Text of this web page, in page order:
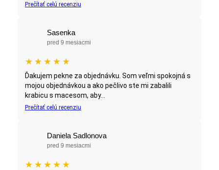
Prečítať celú recenziu
Sasenka
pred 9 mesiacmi
★ ★ ★ ★ ★
Ďakujem pekne za objednávku. Som veľmi spokojná s
mojou objednávkou a ako pečlivo ste mi zabalili
krabicu s macesom, aby...
Prečítať celú recenziu
Daniela Sadlonova
pred 9 mesiacmi
★ ★ ★ ★ ★